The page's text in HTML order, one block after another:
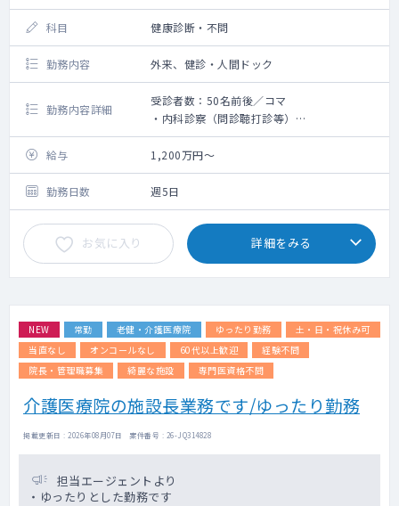
科目 健康診断・不問
勤務内容 外来、健診・人間ドック
勤務内容詳細
受診者数：50名前後／コマ
・内科診察（問診聴打診等）
・2診体制で午前最大90名の受け入れ枠があ
ります。
・予約状況により、特殊健診のご対応あり
・腹部エコー、心電図の判定が出た際、受診
者の方へ結果説明を行っていただく場合がご
ざいます
・女性フロア/男性フロアどちらもご担当いた
だく可能性があります。
・外来診療：有り（二次健診程度）
■読影について
※以下の読影が発生します。読影可能なもの
・X線読影（胸部・胃部）
・心電図読影
・腹部エコー読影
・CT読影（胸部・腹部）
検査技師と読影もあり。
給与 1,200万円～
勤務日数 週5日
お気に入り 詳細をみる
NEW 常勤 老健・介護医療院 ゆったり勤務
土・日・祝休み可
当直なし
オンコールなし 60代以上歓迎
経験不問
院長・管理職募集
綺麗な施設 専門医資格不問
介護医療院の施設長業務です/ゆったり勤務
掲載更新日 : 2026年08月07日 案件番号 : 26-JQ314828
担当エージェントより
・ゆったりとした勤務です